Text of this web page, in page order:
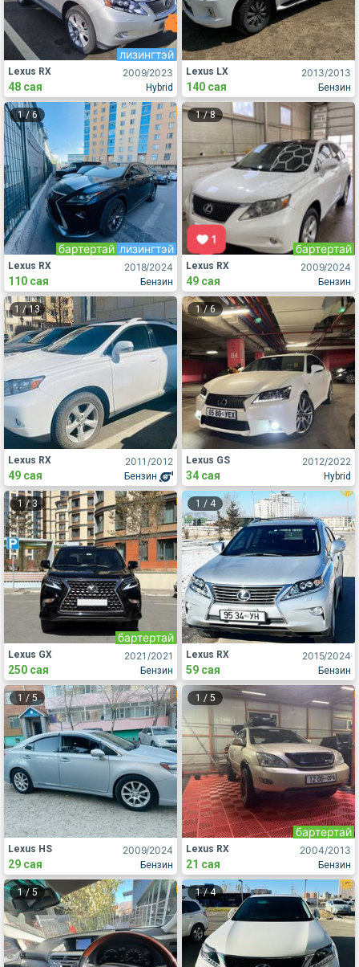
2009/2023
Hybrid
лизингтэй
Lexus RX
48 сая
2013/2013
Бензин
Lexus LX
140 сая
1/ 6
2018/2024
Бензин
лизингтэй
бартертай
Lexus RX
110 сая
1/8
2009/2024
Бензин
бартертай
Lexus RX
49 сая
1 /13
2011 /2012
Бензин
Lexus RX
49 сая
1/6
2012/2022
Hybrid
Lexus GS
34 сая
1/3
2021 /2021
Бензин
бартертай
Lexus GX
250 сая
1 / 4
2015/2024
Бензин
Lexus RX
59 сая
1 /5
2009/2024
Бензин
Lexus HS
29 сая
1 / 5
2004/2013
Бензин
бартертай
Lexus RX
21 сая
1/5 1/4